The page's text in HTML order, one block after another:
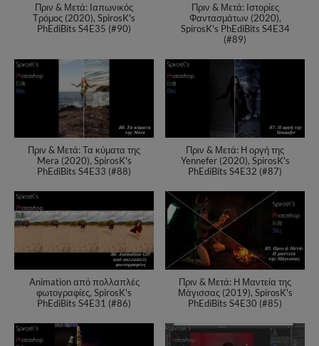
Πριν & Μετά: Ιαπωνικός
Τρόμος (2020), SpirosK's
PhEdiBits S4E35 (#90)
Πριν & Μετά: Ιστορίες
Φαντασμάτων (2020),
SpirosK's PhEdiBits S4E34
(#89)
Πριν & Μετά: Τα κύματα της
Mera (2020), SpirosK's
PhEdiBits S4E33 (#88)
Πριν & Μετά: Η οργή της
Yennefer (2020), SpirosK's
PhEdiBits S4E32 (#87)
Animation από πολλαπλές
φωτογραφίες, SpirosK's
PhEdiBits S4E31 (#86)
Πριν & Μετά: Η Μαντεία της
Μάγισσας (2019), SpirosK's
PhEdiBits S4E30 (#85)